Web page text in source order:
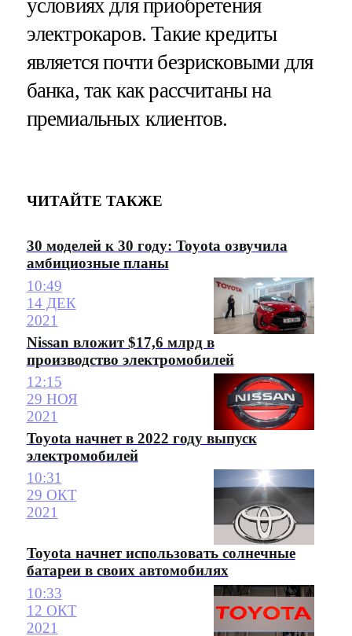
условиях для приобретения
электрокаров. Такие кредиты
является почти безрисковыми для
банка, так как рассчитаны на
премиальных клиентов.
ЧИТАЙТЕ ТАКЖЕ
30 моделей к 30 году: Toyota озвучила
амбициозные планы
10:49
14 ДЕК
2021
Nissan вложит $17,6 млрд в
производство электромобилей
12:15
29 НОЯ
2021
Toyota начнет в 2022 году выпуск
электромобилей
10:31
29 ОКТ
2021
Toyota начнет использовать солнечные
батареи в своих автомобилях
10:33
12 ОКТ
2021